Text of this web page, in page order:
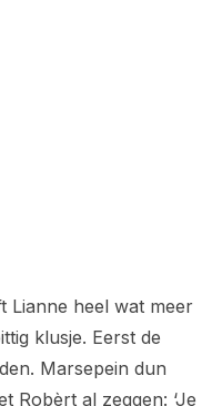
Lianne heel wat meer
klusje. Eerst de
Marsepein dun
Robèrt al zeggen: ‘Je